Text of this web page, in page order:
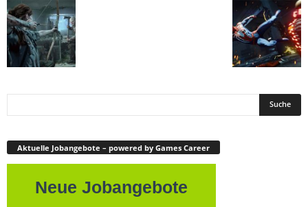
Aktuelle Jobangebote – powered by Games Career